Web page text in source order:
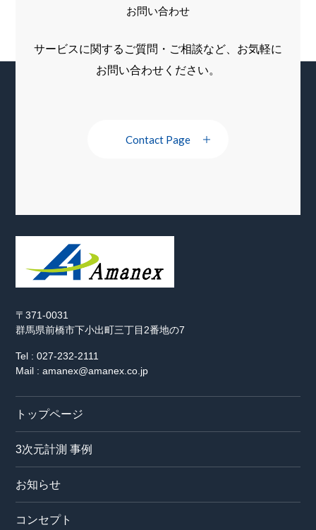
３．継続的改善
環境変化等へ対応し、最も適切な管理策を適用した
代表取締役 伊藤 成樹
お問い合わせ
サービスに関するご質問・ご相談など、お気軽に
お問い合わせください。
Contact Page
〒371-0031
群馬県前橋市下小出町三丁目2番地の7
Tel : 027-232-2111
Mail : amanex@amanex.co.jp
トップページ
3次元計測 事例
お知らせ
コンセプト